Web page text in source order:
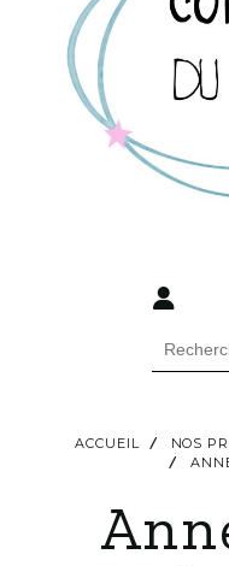
ACCUEIL NOS